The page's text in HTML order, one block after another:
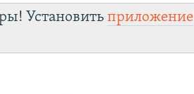
Установитьприложение